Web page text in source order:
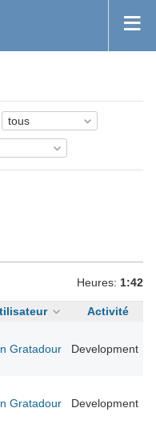
Heures: 1:42
Activité
Gratadour Development
Gratadour Development